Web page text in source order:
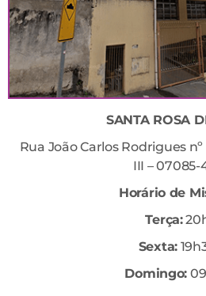
SANTA ROSA
Rua João Carlos Rodrigues
III – 07085-
Horário de
Terça:
Sexta:
Domingo: